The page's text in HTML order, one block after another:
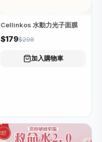
Cellinkos 水動力光子面膜
$179$298
加入購物車